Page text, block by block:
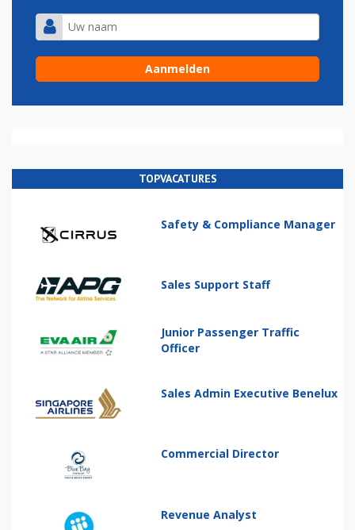
TOPVACATURES
Safety & Compliance Manager
Sales Support Staff
Junior Passenger Traffic
Officer
Sales Admin Executive Benelux
Commercial Director
Revenue Analyst